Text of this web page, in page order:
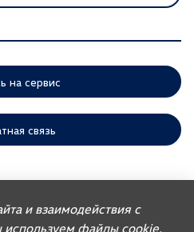
на сервис
связь
РФ, по удовлетворению
ранее изготовленных или
Груп Рус». Учитывая это, ООО
и взаимодействия с
используем файлы cookie.